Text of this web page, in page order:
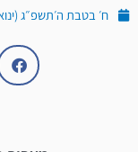
ח׳ בטבת ה׳תשפ״ג (ינואר 1,